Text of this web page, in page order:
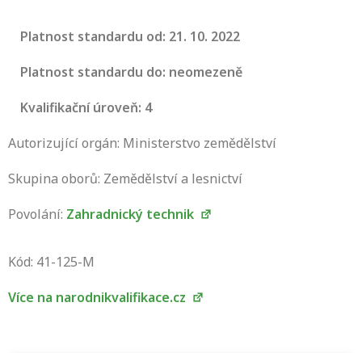
Platnost standardu od: 21. 10. 2022
Platnost standardu do: neomezeně
Kvalifikační úroveň: 4
Autorizující orgán: Ministerstvo zemědělství
Skupina oborů: Zemědělství a lesnictví
Povolání: Zahradnický technik
Kód: 41-125-M
Více na narodnikvalifikace.cz
Víte, jaké dovednosti musíte pro danou